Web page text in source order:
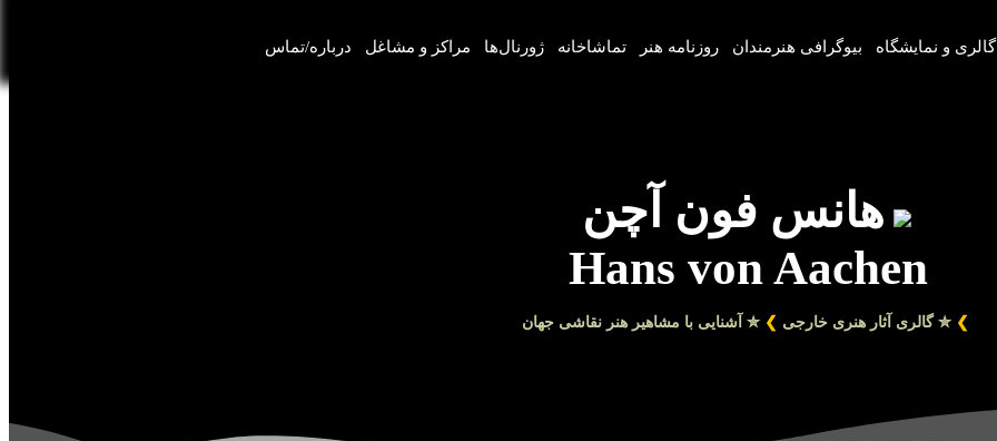
گالری و نمایشگاه بیوگرافی هنرمندان روزنامه هنر تماشاخانه ژورنال‌ها مراکز و مشاغل درباره/تماس
هانس فون آچن
Hans von Aachen
❯ ✮ گالری آثار هنری خارجی ❯ ✮ آشنایی با مشاهیر هنر نقاشی جهان